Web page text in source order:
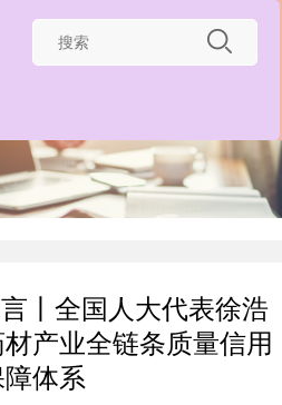
丨全国人大代表徐浩
产业全链条质量信用
体系